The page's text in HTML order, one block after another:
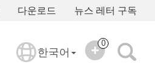
뉴스 레터 구독
다운로드
한국어
0